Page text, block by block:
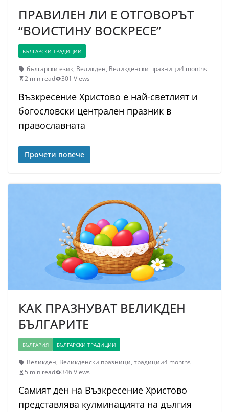
ПРАВИЛЕН ЛИ Е ОТГОВОРЪТ
“ВОИСТИНУ ВОСКРЕСЕ”
БЪЛГАРСКИ ТРАДИЦИИ
български език, Великден, Великденски празници4 months
2 min read
301 Views
Възкресение Христово е най-светлият и
богословски централен празник в
православната
Прочети повече
КАК ПРАЗНУВАТ ВЕЛИКДЕН
БЪЛГАРИТЕ
БЪЛГАРИЯ БЪЛГАРСКИ ТРАДИЦИИ
Великден, Великденски празници, традиции4 months
5 min read
346 Views
Самият ден на Възкресение Христово
представлява кулминацията на дългия